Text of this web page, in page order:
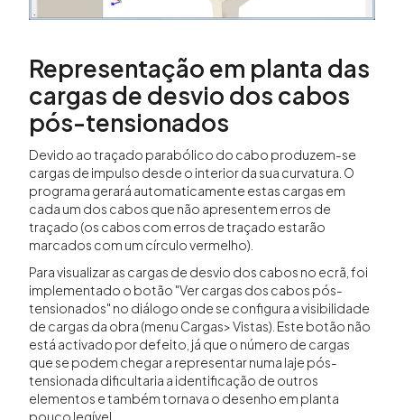
Representação em planta das
cargas de desvio dos cabos
pós-tensionados
Devido ao traçado parabólico do cabo produzem-se
cargas de impulso desde o interior da sua curvatura. O
programa gerará automaticamente estas cargas em
cada um dos cabos que não apresentem erros de
traçado (os cabos com erros de traçado estarão
marcados com um círculo vermelho).
Para visualizar as cargas de desvio dos cabos no ecrã, foi
implementado o botão "Ver cargas dos cabos pós-
tensionados" no diálogo onde se configura a visibilidade
de cargas da obra (menu Cargas> Vistas). Este botão não
está activado por defeito, já que o número de cargas
que se podem chegar a representar numa laje pós-
tensionada dificultaria a identificação de outros
elementos e também tornava o desenho em planta
pouco legível.